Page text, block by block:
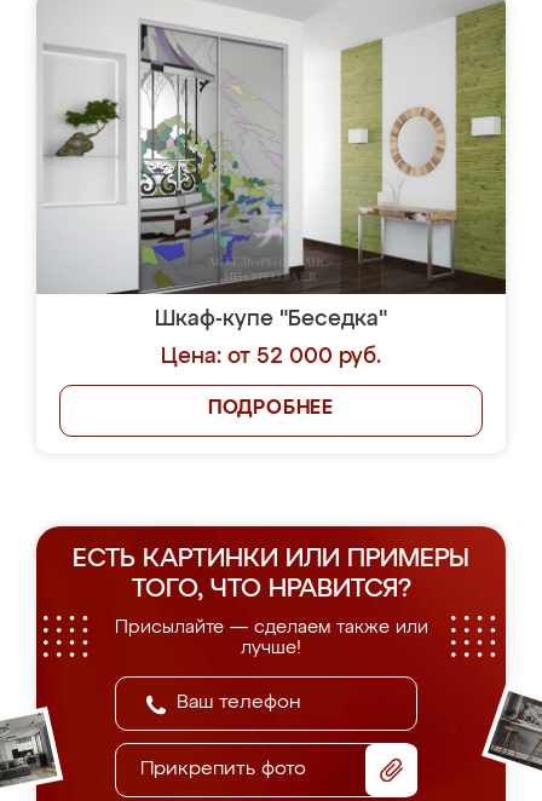
Шкаф-купе "Беседка"
Цена: от 52 000 руб.
ПОДРОБНЕЕ
ЕСТЬ КАРТИНКИ ИЛИ ПРИМЕРЫ
ТОГО, ЧТО НРАВИТСЯ?
Присылайте — сделаем также или
лучше!
Прикрепить фото